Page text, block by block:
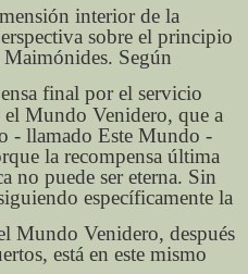
interior de la
sobre el principio
Maimónides. Según
final por el servicio
Mundo Venidero, que a
- llamado Este Mundo -
la recompensa última
no puede ser eterna. Sin
específicamente la
Mundo Venidero, después
está en este mismo